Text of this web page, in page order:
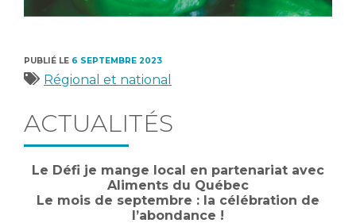
PUBLIÉ LE 6 SEPTEMBRE 2023
Catégories
Régional et national
ACTUALITÉS
Le Défi je mange local en partenariat avec
Aliments du Québec
Le mois de septembre : la célébration de
l’abondance !